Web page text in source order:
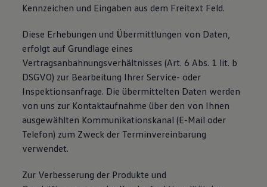
Kennzeichen und Eingaben aus dem Freitext Feld.
Diese Erhebungen und Übermittlungen von Daten,
erfolgt auf Grundlage eines
Vertragsanbahnungsverhältnisses (Art. 6 Abs. 1 lit. b
DSGVO) zur Bearbeitung Ihrer Service- oder
Inspektionsanfrage. Die übermittelten Daten werden
von uns zur Kontaktaufnahme über den von Ihnen
ausgewählten Kommunikationskanal (E-Mail oder
Telefon) zum Zweck der Terminvereinbarung
verwendet.
Zur Verbesserung der Produkte und